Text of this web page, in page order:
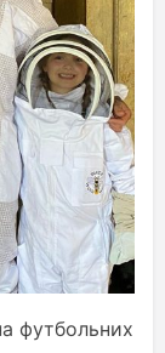
футбольних